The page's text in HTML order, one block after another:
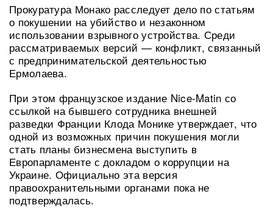
Прокуратура Монако расследует дело по статьям
о покушении на убийство и незаконном
использовании взрывного устройства. Среди
рассматриваемых версий — конфликт, связанный
с предпринимательской деятельностью
Ермолаева.
При этом французское издание Nice-Matin со
ссылкой на бывшего сотрудника внешней
разведки Франции Клода Монике утверждает, что
одной из возможных причин покушения могли
стать планы бизнесмена выступить в
Европарламенте с докладом о коррупции на
Украине. Официально эта версия
правоохранительными органами пока не
подтверждалась.